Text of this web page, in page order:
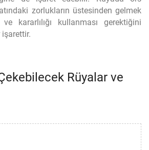
zorlukların üstesinden gelmek
kararlılığı kullanması gerektiğini
Rüyalar ve